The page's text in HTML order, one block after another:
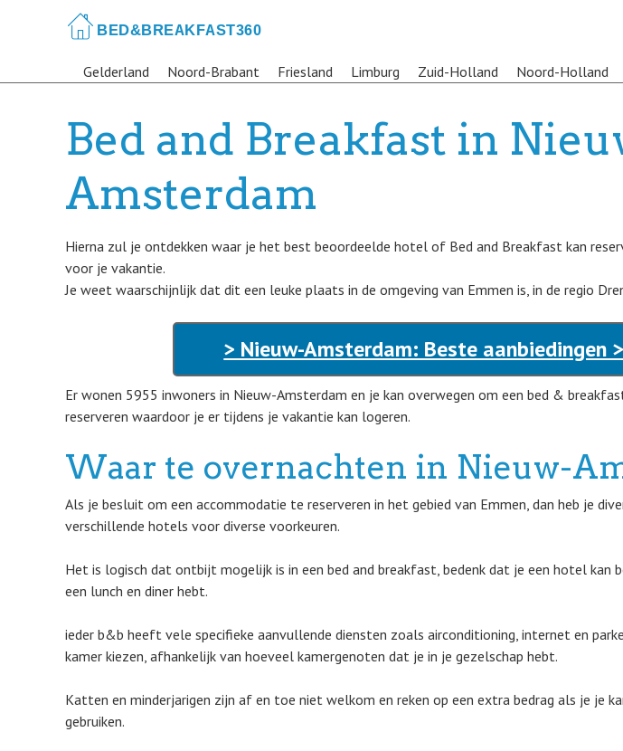
Gelderland Noord-Brabant Friesland Limburg Zuid-Holland Noord-Holland
Bed and Breakfast in
Amsterdam
Hierna zul je ontdekken waar je het best beoordeelde hotel of Bed and Breakfast kan
voor je vakantie.
Je weet waarschijnlijk dat dit een leuke plaats in de omgeving van Emmen is, in de regio
> Nieuw-Amsterdam: Beste aanbiedingen >
Er wonen 5955 inwoners in Nieuw-Amsterdam en je kan overwegen om een bed &
reserveren waardoor je er tijdens je vakantie kan logeren.
Waar te overnachten in Nieuw-
Als je besluit om een accommodatie te reserveren in het gebied van Emmen, dan heb je
verschillende hotels voor diverse voorkeuren.
Het is logisch dat ontbijt mogelijk is in een bed and breakfast, bedenk dat je een hotel kan
een lunch en diner hebt.
ieder b&b heeft vele specifieke aanvullende diensten zoals airconditioning, internet en
kamer kiezen, afhankelijk van hoeveel kamergenoten dat je in je gezelschap hebt.
Katten en minderjarigen zijn af en toe niet welkom en reken op een extra bedrag als je je
gebruiken.